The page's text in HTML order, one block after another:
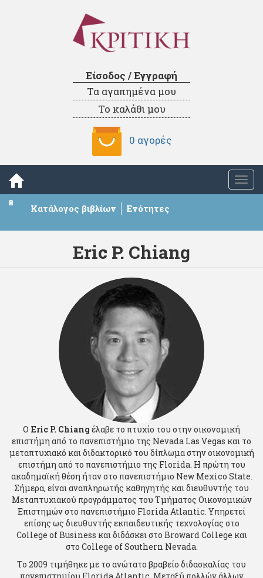
Είσοδος / Εγγραφή
Τα αγαπημένα μου
Το καλάθι μου
0 αγορές
Κατάλογος βιβλίων Ενότητες
Eric P. Chiang
Ο Eric P. Chiang έλαβε το πτυχίο του στην οικονομική
επιστήμη από το πανεπιστήμιο της Nevada Las Vegas και το
μεταπτυχιακό και διδακτορικό του δίπλωμα στην οικονομική
επιστήμη από το πανεπιστήμιο της Florida. Η πρώτη του
ακαδημαϊκή θέση ήταν στο πανεπιστήμιο New Mexico State.
Σήμερα, είναι αναπληρωτής καθηγητής και διευθυντής του
Μεταπτυχιακού προγράμματος του Τμήματος Οικονομικών
Επιστημών στο πανεπιστήμιο Florida Atlantic. Yπηρετεί
επίσης ως διευθυντής εκπαιδευτικής τεχνολογίας στο
College of Business και διδάσκει στο Broward College και
στο College of Southern Nevada.
Το 2009 τιμήθηκε με το ανώτατο βραβείο διδασκαλίας του